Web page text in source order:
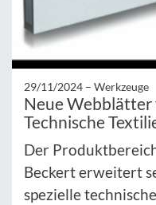
29/11/2024 – Werkzeuge
Neue
Technische
Der
Beckert erweitert
spezielle